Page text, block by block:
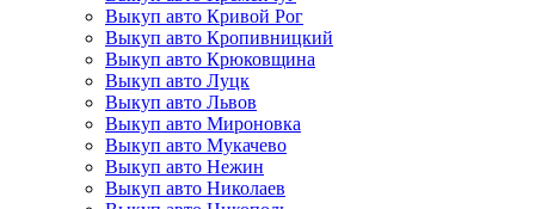
Выкуп авто Кривой Рог
Выкуп авто Кропивницкий
Выкуп авто Крюковщина
Выкуп авто Луцк
Выкуп авто Львов
Выкуп авто Мироновка
Выкуп авто Мукачево
Выкуп авто Нежин
Выкуп авто Николаев